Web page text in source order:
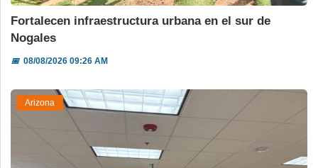
Fortalecen infraestructura urbana en el sur de
Nogales
📅08/08/2026 09:26 AM
Arizona